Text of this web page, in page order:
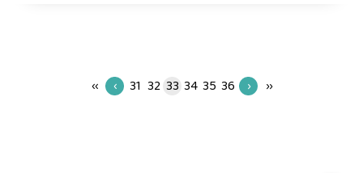
‹‹ ‹ 31 32 33 34 35 36 › ››